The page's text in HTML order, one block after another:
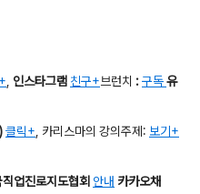
인스타그램 친구+브런치 :구독유
)클릭+ 카리스마의 강의주제 : 보기+
업진로지도협회 안내 카카오채